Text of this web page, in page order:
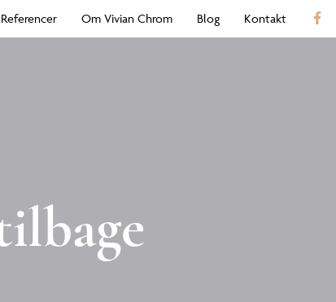
Referencer Om Vivian Chrom Blog Kontakt